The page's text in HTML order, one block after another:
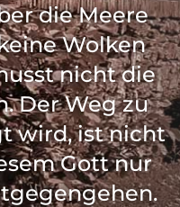
die Meere
Wolken
nicht die
Der Weg zu
wird, ist nicht
Gott nur